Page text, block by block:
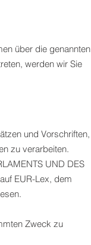
über die genannten
werden wir Sie
und Vorschriften,
zu verarbeiten.
UND DES
EUR-Lex, dem
Zweck zu